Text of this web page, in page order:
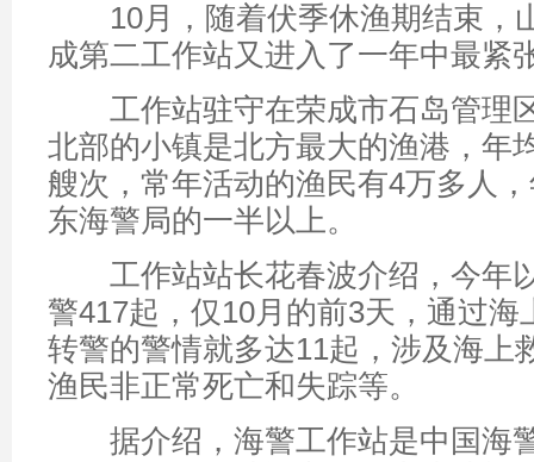
10月，随着伏季休渔期结束，
成第二工作站又进入了一年中最紧
工作站驻守在荣成市石岛管理
北部的小镇是北方最大的渔港，年
艘次，常年活动的渔民有4万多人
东海警局的一半以上。
工作站站长花春波介绍，今年
警417起，仅10月的前3天，通过海
转警的警情就多达11起，涉及海上
渔民非正常死亡和失踪等。
据介绍，海警工作站是中国海